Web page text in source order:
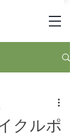
クルポ